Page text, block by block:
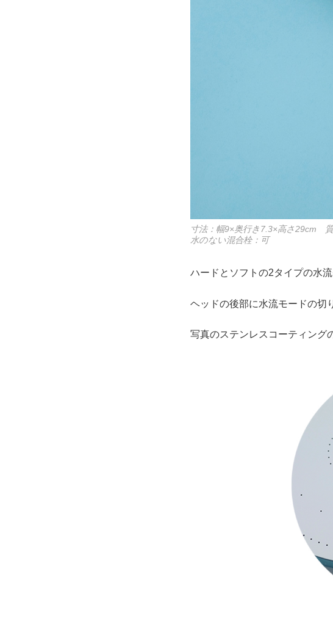
寸法：幅9×奥行き7.3×高さ29cm
水のない混合栓：可
ハードとソフトの2タイプの水
ヘッドの後部に水流モードの切
写真のステンレスコーティング